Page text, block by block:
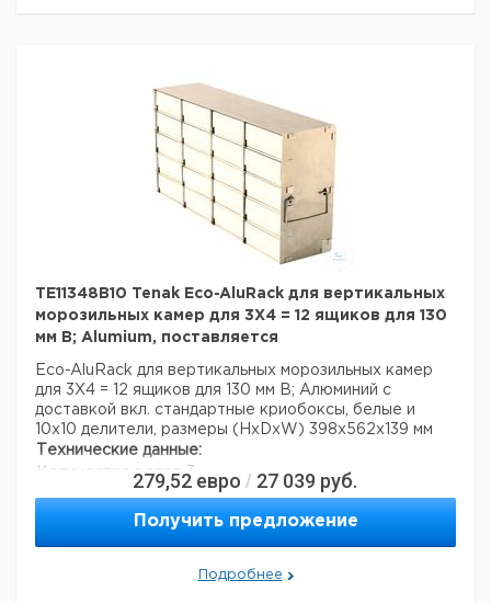
TE11348B10 Tenak Eco-AluRack для вертикальных
морозильных камер для 3X4 = 12 ящиков для 130
мм В; Alumium, поставляется
Eco-AluRack для вертикальных морозильных камер
для 3X4 = 12 ящиков для 130 мм В; Алюминий с
доставкой вкл. стандартные криобоксы, белые и
10x10 делители, размеры (HxDxW) 398x562x139 мм
Технические данные:
Количество рядов:3
алюминий
Страна происхождения:Дания
279,52 евро / 27 039 руб.
Получить предложение
Подробнее